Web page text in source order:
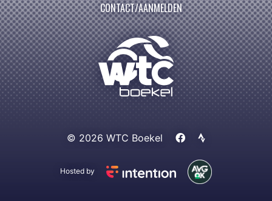
CONTACT/AANMELDEN
© 2026 WTC Boekel
Hosted by